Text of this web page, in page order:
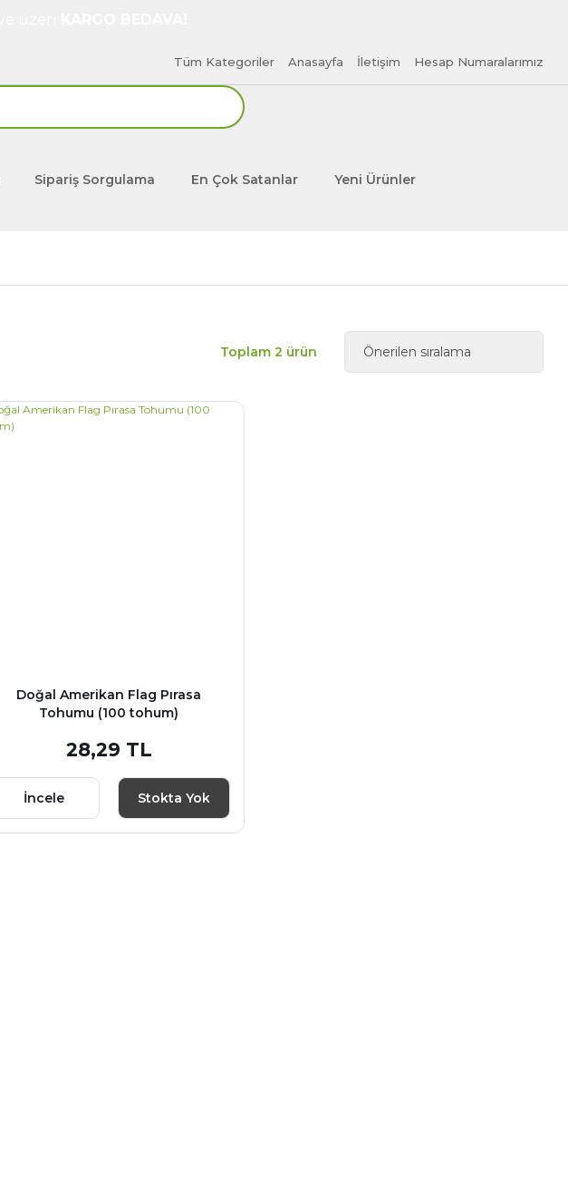
Tüm Kategoriler Anasayfa İletişim Hesap Numaralarımız
Sipariş Sorgulama En Çok Satanlar
Yeni Ürünler
Toplam 2 ürün
Doğal Amerikan Flag Pırasa
Tohumu (100 tohum)
28,29 TL
İncele Stokta Yok